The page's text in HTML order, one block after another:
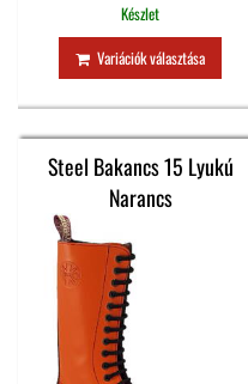
Készlet
Variációk választása
Steel Bakancs 15 Lyukú
Narancs